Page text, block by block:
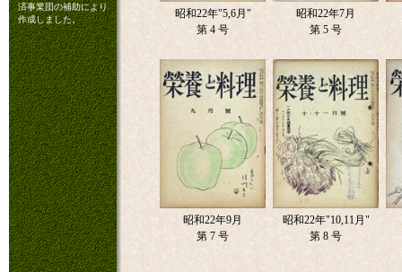
済事業団の補助により
作成しました。
昭和22年"5,6月"
第 4 号
昭和22年7月
第 5 号
昭和22年9月
第 7 号
昭和22年"10,11月"
第 8 号